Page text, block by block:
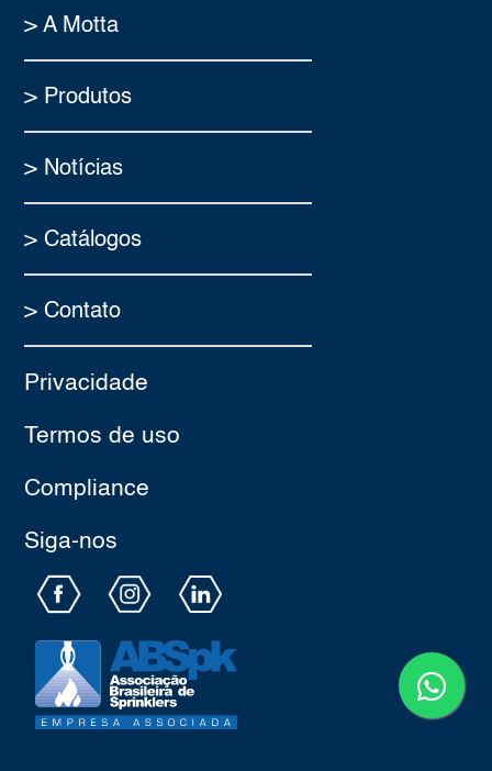
> A Motta
> Produtos
> Notícias
> Catálogos
> Contato
Privacidade
Termos de uso
Compliance
Siga-nos​